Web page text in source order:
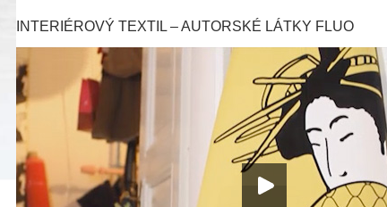
INTERIÉROVÝ TEXTIL – AUTORSKÉ LÁTKY FLUO